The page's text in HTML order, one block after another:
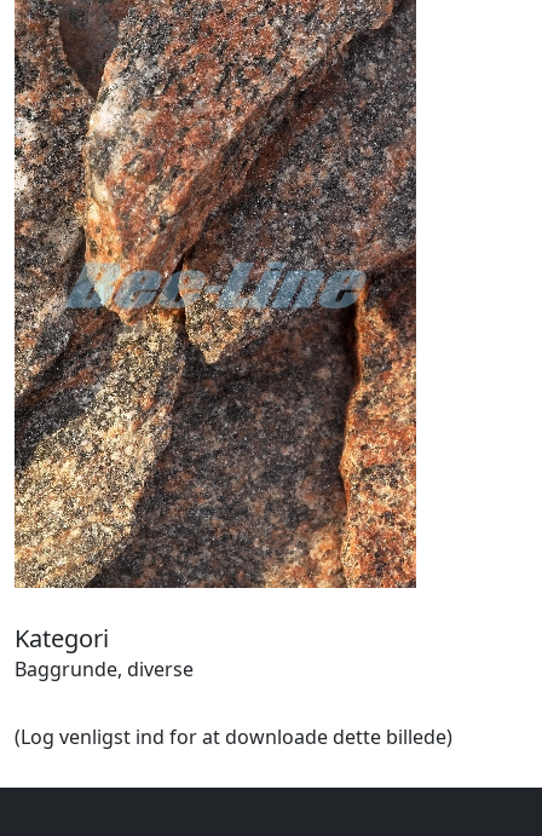
Erhverv
Fænomener, begreber
Fastelavn, karneval
Ferie, rejser
Fiskeri
Fly, luftfart
Folkeslag
Forår
Fritid, hobby
Frugt, grønt
Halloween
Håndværk
Haven
Huse, bygninger
Jagt
Jul
Kærlighed, bryllup
Kommunikation, nyhedsformidling
Køretøjer
Landbrug
Lov, orden
Lyd, billede
Mad, drikke
Mærkedage
Mennesker
Kategori
Baggrunde, diverse
(Log venligst ind for at downloade dette billede)